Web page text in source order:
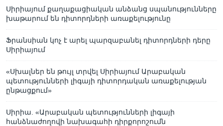
Սիրիայում քաղաքացիական անձանց սպանությունները
խաթարում են դիտորդների առաքելությունը
Ֆրանսիան կոչ է արել պարզաբանել դիտորդների դերը
Սիրիայում
«Սխալներ են թույլ տրվել Սիրիայում Արաբական
պետությունների լիգայի դիտորդական առաքելության
ընթացքում»
Սիրիա. «Արաբական պետությունների լիգայի
հանձնաժողովի նախագահի դիրքորոշումն